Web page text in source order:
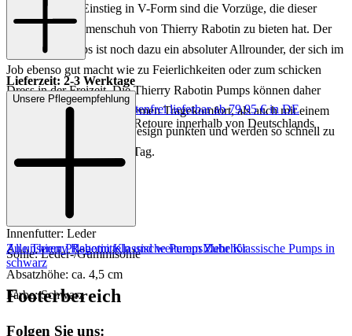
langgezogener Einstieg in V-Form sind die Vorzüge, die dieser
hochwertige Damenschuh von Thierry Rabotin zu bieten hat. Der
klassische Pumps ist noch dazu ein absoluter Allrounder, der sich im
Job ebenso gut macht wie zu Feierlichkeiten oder zum schicken
Dress in der Freizeit. Die Thierry Rabotin Pumps können daher
sowohl mit einem angenhemen Tragekomfort, als auch mit einem
zeitlosen und femininen Design punkten und werden so schnell zu
Ihren Favoriten für jeden Tag.
Material: Leder
Innenfutter: Leder
Sohle: Leder-/Gummisohle
Absatzhöhe: ca. 4,5 cm
Farbe: Schwarz
Lieferzeit: 2-3 Werktage
Keine Versandkosten:
kostenfrei lieferbar ab 79,95 € in DE
Einfache und Kostenlose Retoure innerhalb von Deutschlands
Unsere Pflegeempfehlung
Zu unseren Pflegemitteln und weiterem Zubehör
Alle Thierry Rabotin Klassische PumpsMehr Klassische Pumps in
schwarz
Footerbereich
Folgen Sie uns: